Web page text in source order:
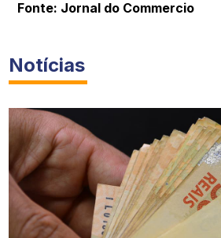
Fonte: Jornal do Commercio
Notícias